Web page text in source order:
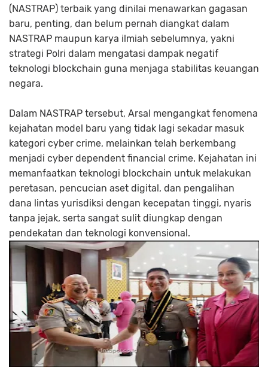
(NASTRAP) terbaik yang dinilai menawarkan gagasan
baru, penting, dan belum pernah diangkat dalam
NASTRAP maupun karya ilmiah sebelumnya, yakni
strategi Polri dalam mengatasi dampak negatif
teknologi blockchain guna menjaga stabilitas keuangan
negara.
Dalam NASTRAP tersebut, Arsal mengangkat fenomena
kejahatan model baru yang tidak lagi sekadar masuk
kategori cyber crime, melainkan telah berkembang
menjadi cyber dependent financial crime. Kejahatan ini
memanfaatkan teknologi blockchain untuk melakukan
peretasan, pencucian aset digital, dan pengalihan
dana lintas yurisdiksi dengan kecepatan tinggi, nyaris
tanpa jejak, serta sangat sulit diungkap dengan
pendekatan dan teknologi konvensional.